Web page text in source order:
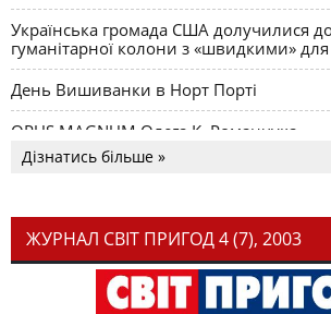
Українська громада США долучилися
гуманітарної колони з «швидкими» для
День Вишиванки в Норт Порті
OPUS MAGNUM Олега К. Романчука
Дізнатись більше »
ЖУРНАЛ СВІТ ПРИГОД 4 (7), 2003